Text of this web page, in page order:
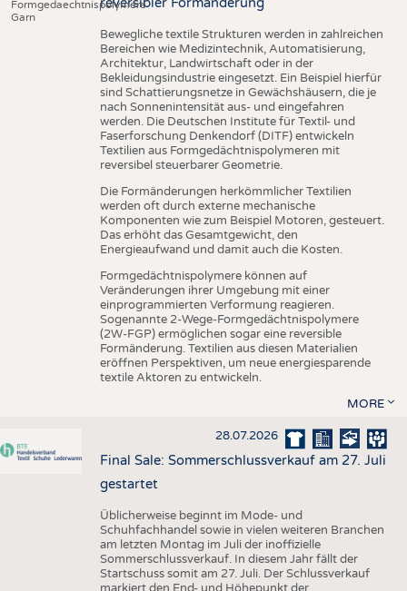
Formgedaechtnispolymere
Garn
Bewegliche textile Strukturen werden in zahlreichen
Bereichen wie Medizintechnik, Automatisierung,
Architektur, Landwirtschaft oder in der
Bekleidungsindustrie eingesetzt. Ein Beispiel hierfür
sind Schattierungsnetze in Gewächshäusern, die je
nach Sonnenintensität aus- und eingefahren
werden. Die Deutschen Institute für Textil- und
Faserforschung Denkendorf (DITF) entwickeln
Textilien aus Formgedächtnispolymeren mit
reversibel steuerbarer Geometrie.
Die Formänderungen herkömmlicher Textilien
werden oft durch externe mechanische
Komponenten wie zum Beispiel Motoren, gesteuert.
Das erhöht das Gesamtgewicht, den
Energieaufwand und damit auch die Kosten.
Formgedächtnispolymere können auf
Veränderungen ihrer Umgebung mit einer
einprogrammierten Verformung reagieren.
Sogenannte 2-Wege-Formgedächtnispolymere
(2W-FGP) ermöglichen sogar eine reversible
Formänderung. Textilien aus diesen Materialien
eröffnen Perspektiven, um neue energiesparende
textile Aktoren zu entwickeln.
MORE
28.07.2026
Final Sale: Sommerschlussverkauf am 27. Juli
gestartet
Üblicherweise beginnt im Mode- und
Schuhfachhandel sowie in vielen weiteren Branchen
am letzten Montag im Juli der inoffizielle
Sommerschlussverkauf. In diesem Jahr fällt der
Startschuss somit am 27. Juli. Der Schlussverkauf